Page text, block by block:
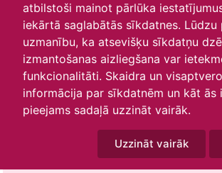
atbilstoši mainot pārlūka
iekārtā saglabātās sīkdatnes. Lūdzu
uzmanību, ka atsevišķu sīkdatņu
izmantošanas aizliegšana var
funkcionalitāti. Skaidra un
informācija par sīkdatnēm un kāt ās
pieejams sadaļā uzzināt vairāk.
Uzzināt vairāk
O T
9 10
16 17 18